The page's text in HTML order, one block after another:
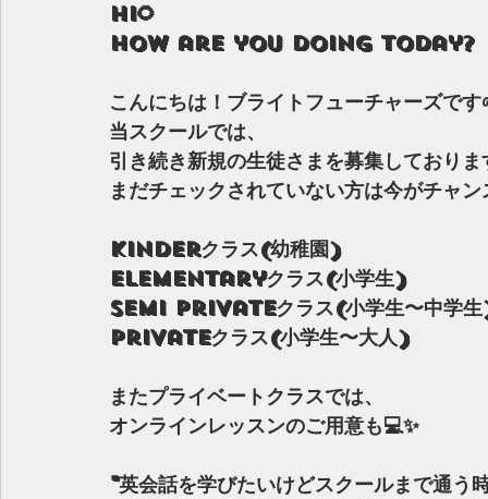
Hi🌻
How are you doing today?
こんにちは！ブライトフューチャーズです
当スクールでは、
引き続き新規の生徒さまを募集しておりま
まだチェックされていない方は今がチャ
Kinderクラス(幼稚園)
Elementaryクラス(小学生)
Semi Privateクラス(小学生〜中学
Privateクラス(小学生〜大人)
またプライベートクラスでは、
オンラインレッスンのご用意も💻✨
"英会話を学びたいけどスクールまで通う